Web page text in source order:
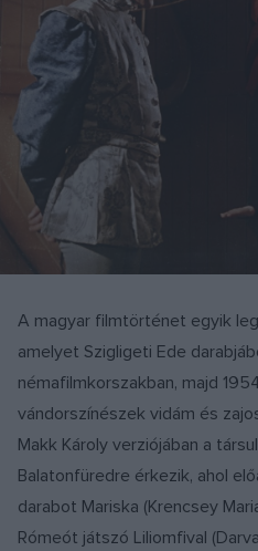
A magyar filmtörténet egyik
amelyet Szigligeti Ede
némafilmkorszakban, majd
vándorszínészek vidám és
Makk Károly verziójában a
Balatonfüredre érkezik, ahol
darabot Mariska (Krencsey
Rómeót játszó Liliomfival